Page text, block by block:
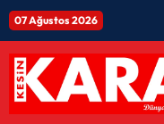
07 Ağustos 2026